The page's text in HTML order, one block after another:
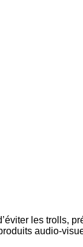
les trolls,
audio-